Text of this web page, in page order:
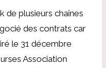
de plusieurs chaînes
des contrats car
le 31 décembre
Association